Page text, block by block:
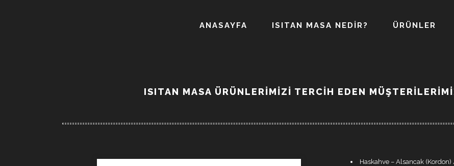
ANASAYFA ISITAN MASA NEDİR? ÜRÜNLER
ISITAN MASA ÜRÜNLERIMIZI TERCIH EDEN
Haskahve – Alsancak (Kordon)